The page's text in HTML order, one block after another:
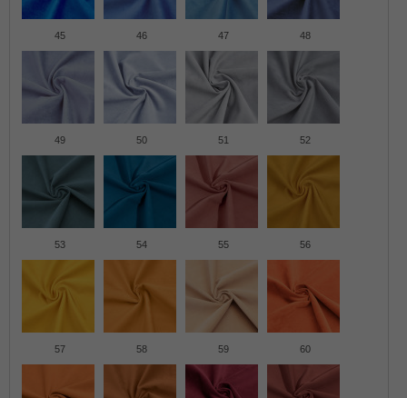
45 46 47 48
49 50 51 52
53 54 55 56
57 58 59 60